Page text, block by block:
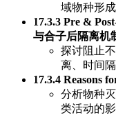
域物种形成
17.3.3 Pre &
与合子后隔离机
探讨阻止
离、时间
17.3.4 Reasons
分析物种
类活动的影